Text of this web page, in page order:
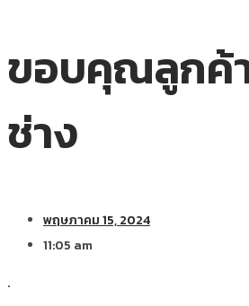
ขอบคุณลูกค้า
ช่าง
พฤษภาคม 15, 2024
11:05 am
.